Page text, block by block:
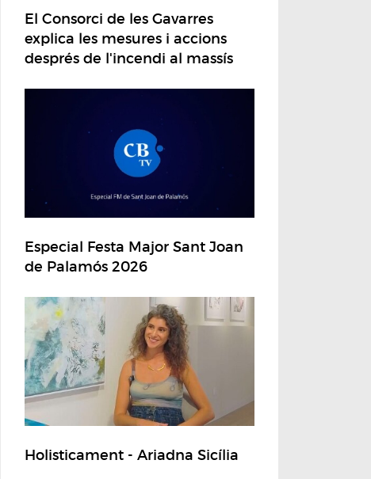
El Consorci de les Gavarres
explica les mesures i accions
després de l'incendi al massís
Especial Festa Major Sant Joan
de Palamós 2026
Holisticament - Ariadna Sicília